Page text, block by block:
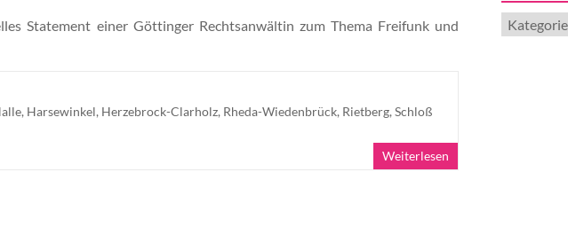
Statement einer Göttinger Rechtsanwältin zum Thema Freifunk und
, Harsewinkel, Herzebrock-Clarholz, Rheda-Wiedenbrück, Rietberg, Schloß
Weiterlesen
Kategorien